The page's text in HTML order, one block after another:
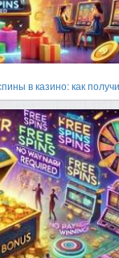
в казино: как получить и